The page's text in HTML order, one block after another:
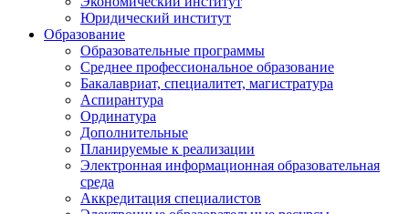
Юридический институт
Образование
Образовательные программы
Среднее профессиональное образование
Бакалавриат, специалитет, магистратура
Аспирантура
Ординатура
Дополнительные
Планируемые к реализации
Электронная информационная образовательная
среда
Аккредитация специалистов